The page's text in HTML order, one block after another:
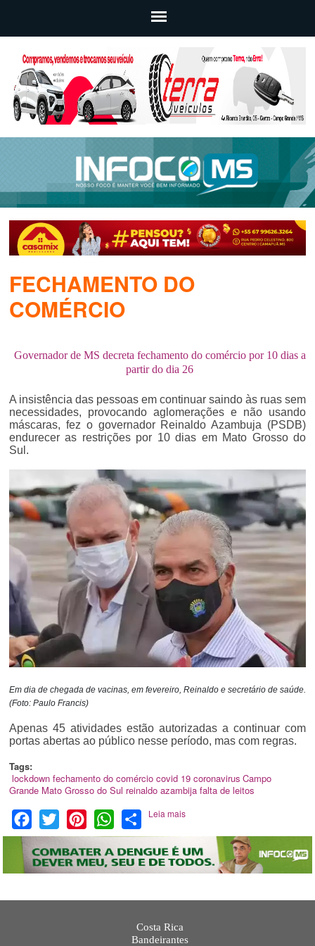
FECHAMENTO DO
COMÉRCIO
Governador de MS decreta fechamento do comércio por 10 dias a
partir do dia 26
A insistência das pessoas em continuar saindo às ruas sem
necessidades, provocando aglomerações e não usando
máscaras, fez o governador Reinaldo Azambuja (PSDB)
endurecer as restrições por 10 dias em Mato Grosso do
Sul.
Em dia de chegada de vacinas, em fevereiro, Reinaldo e secretário de saúde.
(Foto: Paulo Francis)
Apenas 45 atividades estão autorizadas a continuar com
portas abertas ao público nesse período, mas com regras.
Tags:
lockdown fechamento do comércio covid 19 coronavirus Campo
Grande Mato Grosso do Sul reinaldo azambija falta de leitos
Facebook
Twitter PinterestWhatsApp
Share
Leia mais
Costa Rica
Bandeirantes